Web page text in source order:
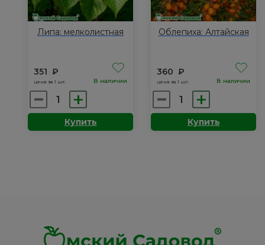
Липа: мелколистная
351 ₽
цена за 1 шт. В наличии
Количество
товара
Купить
Облепиха: Алтайская
360 ₽
цена за 1 шт. В наличии
Количество
товара
Облепиха:Купить